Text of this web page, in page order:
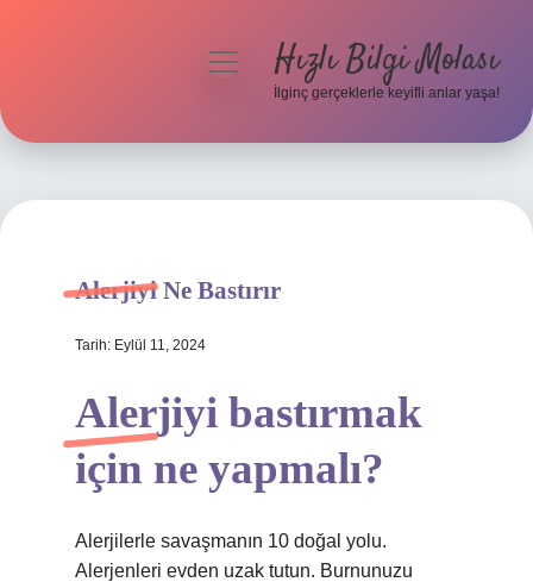
Hakkımızda
menüyüHızlı Bilgi Molası
İlginç gerçeklerle keyifli anlar yaşa!
Alerjiyi Ne Bastırır
Tarih: Eylül 11, 2024
Alerjiyi bastırmak
için ne yapmalı?
Alerjilerle savaşmanın 10 doğal yolu.
Alerjenleri evden uzak tutun. Burnunuzu